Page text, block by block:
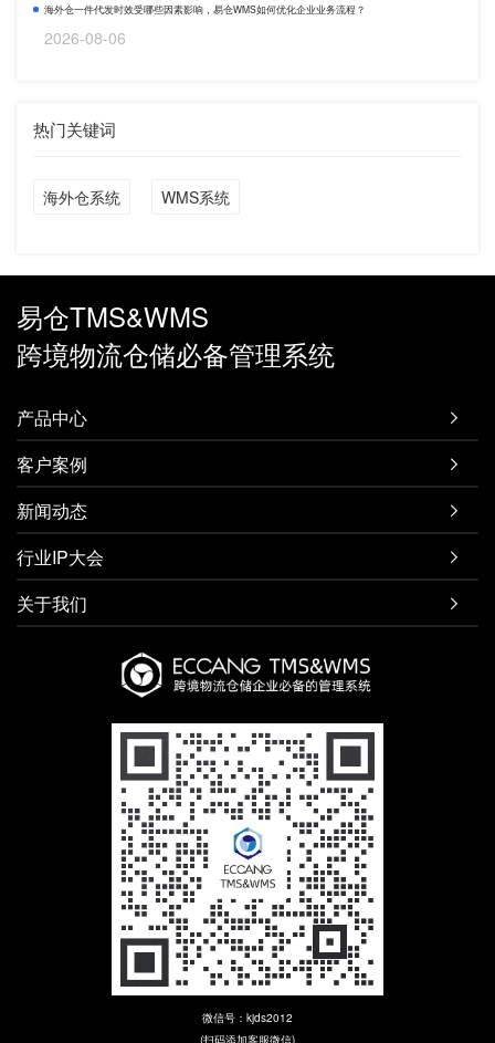
海外仓一件代发时效受哪些因素影响，易仓WMS如何优化企业业务流程？
2026-08-06
热门关键词
海外仓系统 WMS系统
易仓TMS&WMS
跨境物流仓储必备管理系统
产品中心 
客户案例 
新闻动态 
行业IP大会 
关于我们 
微信号：kjds2012